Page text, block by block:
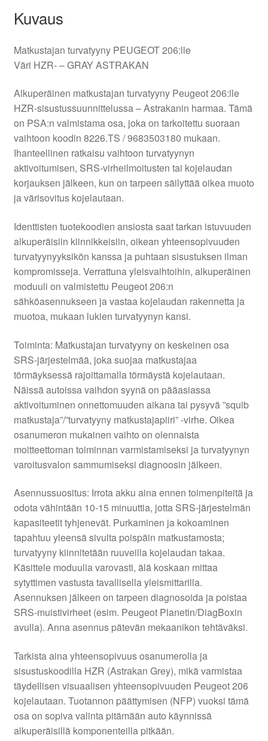
Kuvaus
Matkustajan turvatyyny PEUGEOT 206:lle
Väri HZR- – GRAY ASTRAKAN
Alkuperäinen matkustajan turvatyyny Peugeot 206:lle
HZR-sisustussuunnittelussa – Astrakanin harmaa. Tämä
on PSA:n valmistama osa, joka on tarkoitettu suoraan
vaihtoon koodin 8226.TS / 9683503180 mukaan.
Ihanteellinen ratkaisu vaihtoon turvatyynyn
aktivoitumisen, SRS-virheilmoitusten tai kojelaudan
korjauksen jälkeen, kun on tarpeen säilyttää oikea muoto
ja värisovitus kojelautaan.
Identtisten tuotekoodien ansiosta saat tarkan istuvuuden
alkuperäisiin kiinnikkeisiin, oikean yhteensopivuuden
turvatyynyyksikön kanssa ja puhtaan sisustuksen ilman
kompromisseja. Verrattuna yleisvaihtoihin, alkuperäinen
moduuli on valmistettu Peugeot 206:n
sähköasennukseen ja vastaa kojelaudan rakennetta ja
muotoa, mukaan lukien turvatyynyn kansi.
Toiminta: Matkustajan turvatyyny on keskeinen osa
SRS-järjestelmää, joka suojaa matkustajaa
törmäyksessä rajoittamalla törmäystä kojelautaan.
Näissä autoissa vaihdon syynä on pääasiassa
aktivoituminen onnettomuuden aikana tai pysyvä ”squib
matkustaja”/”turvatyyny matkustajapiiri” -virhe. Oikea
osanumeron mukainen vaihto on olennaista
moitteettoman toiminnan varmistamiseksi ja turvatyynyn
varoitusvalon sammumiseksi diagnoosin jälkeen.
Asennussuositus: Irrota akku aina ennen toimenpiteitä ja
odota vähintään 10-15 minuuttia, jotta SRS-järjestelmän
kapasiteetit tyhjenevät. Purkaminen ja kokoaminen
tapahtuu yleensä sivulta poispäin matkustamosta;
turvatyyny kiinnitetään ruuveilla kojelaudan takaa.
Käsittele moduulia varovasti, älä koskaan mittaa
sytyttimen vastusta tavallisella yleismittarilla.
Asennuksen jälkeen on tarpeen diagnosoida ja poistaa
SRS-muistivirheet (esim. Peugeot Planetin/DiagBoxin
avulla). Anna asennus pätevän mekaanikon tehtäväksi.
Tarkista aina yhteensopivuus osanumerolla ja
sisustuskoodilla HZR (Astrakan Grey), mikä varmistaa
täydellisen visuaalisen yhteensopivuuden Peugeot 206
kojelautaan. Tuotannon päättymisen (NFP) vuoksi tämä
osa on sopiva valinta pitämään auto käynnissä
alkuperäisillä komponenteilla pitkään.